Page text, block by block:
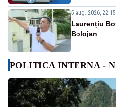
5 aug. 2026, 22:15
Laurențiu
Bolojan
POLITICA INTERNA -